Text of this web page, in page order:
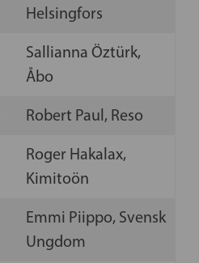
Helsingfors
Sallianna Öztürk,
Åbo
Robert Paul, Reso
Roger Hakalax,
Kimitoön
Emmi Piippo, Svensk
Ungdom